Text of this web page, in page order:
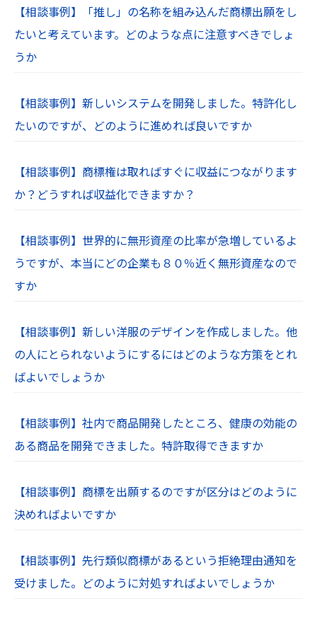
【相談事例】「推し」の名称を組み込んだ商標出願をし
たいと考えています。どのような点に注意すべきでしょ
うか
【相談事例】新しいシステムを開発しました。特許化し
たいのですが、どのように進めれば良いですか
【相談事例】商標権は取ればすぐに収益につながります
か？どうすれば収益化できますか？
【相談事例】世界的に無形資産の比率が急増しているよ
うですが、本当にどの企業も８０％近く無形資産なので
すか
【相談事例】新しい洋服のデザインを作成しました。他
の人にとられないようにするにはどのような方策をとれ
ばよいでしょうか
【相談事例】社内で商品開発したところ、健康の効能の
ある商品を開発できました。特許取得できますか
【相談事例】商標を出願するのですが区分はどのように
決めればよいですか
【相談事例】先行類似商標があるという拒絶理由通知を
受けました。どのように対処すればよいでしょうか